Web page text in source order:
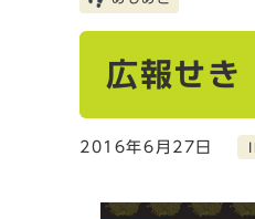
広報せ
2016年6月27日